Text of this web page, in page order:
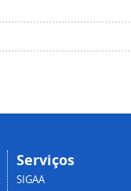
Serviços
SIGAA